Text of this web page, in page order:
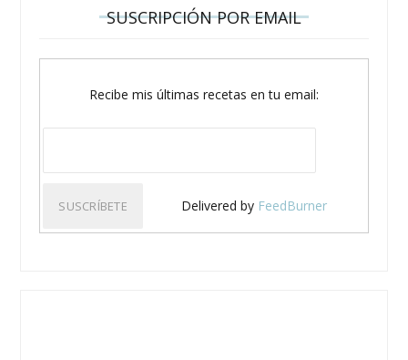
SUSCRIPCIÓN POR EMAIL
Recibe mis últimas recetas en tu email:
Delivered by FeedBurner